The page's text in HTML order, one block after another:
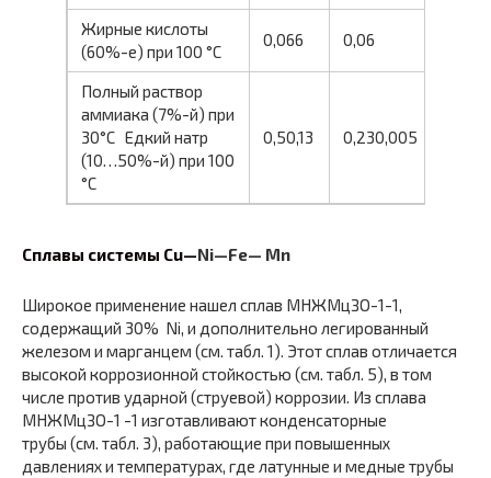
Жирные кислоты
(60%-е) при 100 °С
0,066 0,06
Полный раствор
аммиака (7%-й) при
30°С Едкий натр
(10…50%-й) при 100
°С
0,50,13 0,230,005
Сплавы системы Cu—Ni—Fe— Mn
Широкое применение нашел сплав МНЖМцЗО-1-1,
содержащий 30% Ni, и дополнительно легированный
железом и марганцем (см. табл. 1). Этот сплав отличается
высокой коррозионной стойкостью (см. табл. 5), в том
числе против ударной (струевой) коррозии. Из сплава
МНЖМцЗО-1 -1 изготавливают конденсаторные
трубы (см. табл. 3), работающие при повышенных
давлениях и температу­рах, где латунные и медные трубы